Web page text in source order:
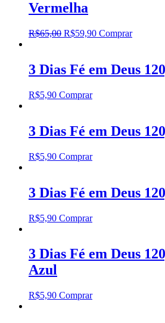
Vermelha
R$65,00 R$59,90 Comprar
3 Dias Fé em Deus
R$5,90 Comprar
3 Dias Fé em Deus
R$5,90 Comprar
3 Dias Fé em Deus
R$5,90 Comprar
3 Dias Fé em Deus
Azul
R$5,90 Comprar